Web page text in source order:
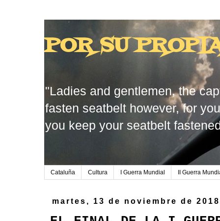
POR SU
"Ladies and gentlemen, the
fasten seatbelt however, for
you keep your seatbelt
Cataluña Cultura I Guerra Mundial II Guerra
martes, 13 de noviembre de 2018